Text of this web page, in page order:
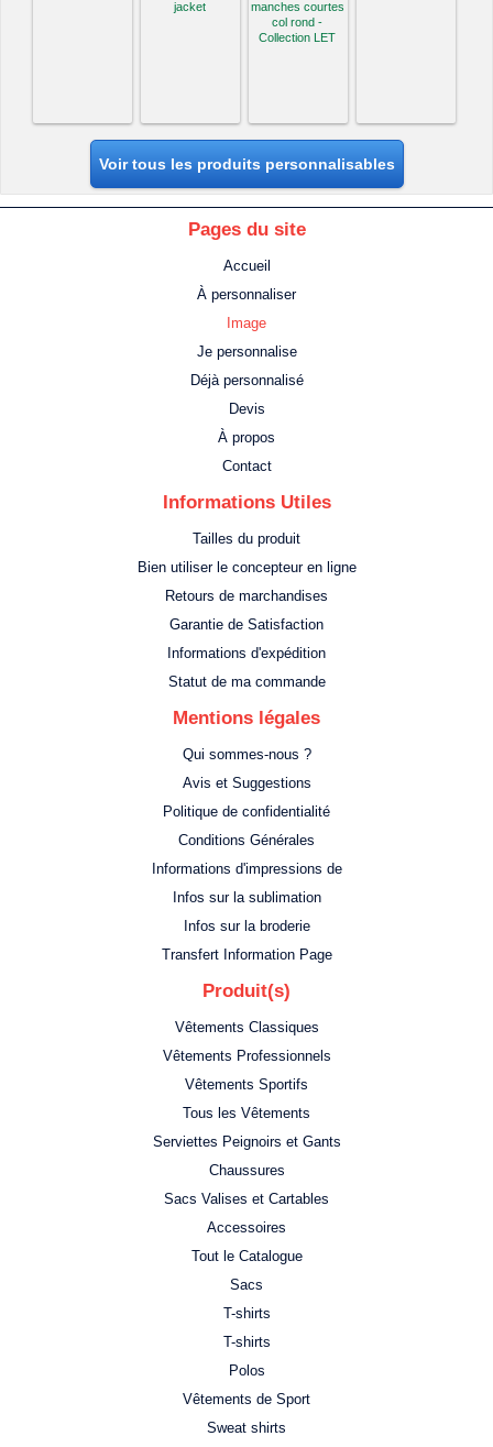
jacket
manches courtes
col rond -
Collection LET
Voir tous les produits personnalisables
Pages du site
Accueil
À personnaliser
Image
Je personnalise
Déjà personnalisé
Devis
À propos
Contact
Informations Utiles
Tailles du produit
Bien utiliser le concepteur en ligne
Retours de marchandises
Garantie de Satisfaction
Informations d'expédition
Statut de ma commande
Mentions légales
Qui sommes-nous ?
Avis et Suggestions
Politique de confidentialité
Conditions Générales
Informations d'impressions de
Infos sur la sublimation
Infos sur la broderie
Transfert Information Page
Produit(s)
Vêtements Classiques
Vêtements Professionnels
Vêtements Sportifs
Tous les Vêtements
Serviettes Peignoirs et Gants
Chaussures
Sacs Valises et Cartables
Accessoires
Tout le Catalogue
Sacs
T-shirts
T-shirts
Polos
Vêtements de Sport
Sweat shirts